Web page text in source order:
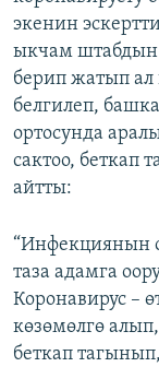
экенин
ыкчам
берип жатып ал
белгилеп,
ортосунда
сактоо, беткап
айтты:
“Инфекциянын
таза адамга
Коронавирус –
көзөмөлгө
беткап